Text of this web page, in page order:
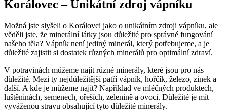
Korálovec – Unikátní zdroj vápníku
Možná jste slyšeli o Korálovci jako o unikátním zdroji vápníku, ale
věděli jste, že minerální látky jsou důležité pro správné fungování
našeho těla? Vápník není jediný minerál, který potřebujeme, a je
důležité zajistit si dostatek různých minerálů pro optimální zdraví.
V potravinách můžeme najít různé minerály, které jsou pro nás
důležité. Mezi ty nejdůležitější patří vápník, hořčík, železo, zinek a
další. A kde je můžeme najít? Například ve mléčných produktech,
luštěninách, semenech, ořeších, zelenině a ovoci. Důležité je mít
vyváženou stravu obsahující tyto důležité minerály.